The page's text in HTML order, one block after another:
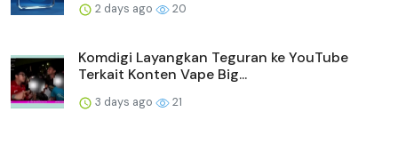
2 days ago 20
Komdigi Layangkan Teguran ke YouTube
Terkait Konten Vape Big...
3 days ago 21